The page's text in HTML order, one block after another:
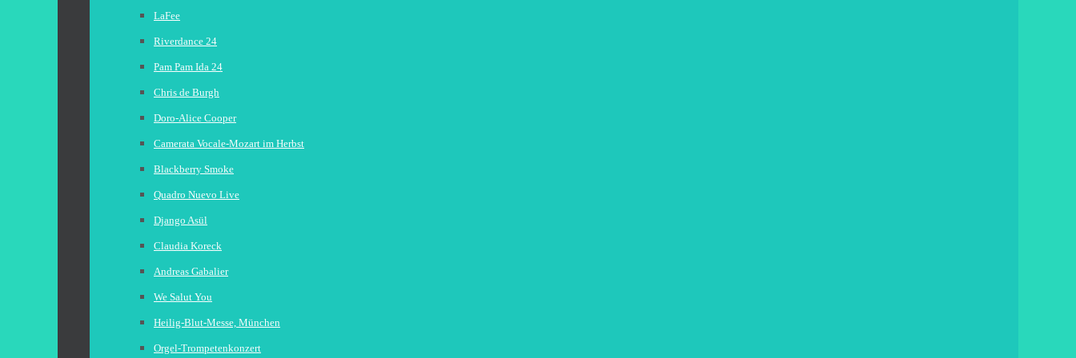
LaFee
Riverdance 24
Pam Pam Ida 24
Chris de Burgh
Doro-Alice Cooper
Camerata Vocale-Mozart im Herbst
Blackberry Smoke
Quadro Nuevo Live
Django Asül
Claudia Koreck
Andreas Gabalier
We Salut You
Heilig-Blut-Messe, München
Orgel-Trompetenkonzert